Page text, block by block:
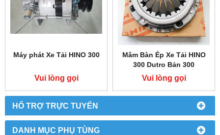
HỔ TRỢ TRỰC TUYẾN
DANH MỤC PHỤ TÙNG
Máy phát Xe Tải HINO 300
Vui lòng gọi
Mâm Bàn Ép Xe Tải HINO
300 Dutro Bản 300
Vui lòng gọi